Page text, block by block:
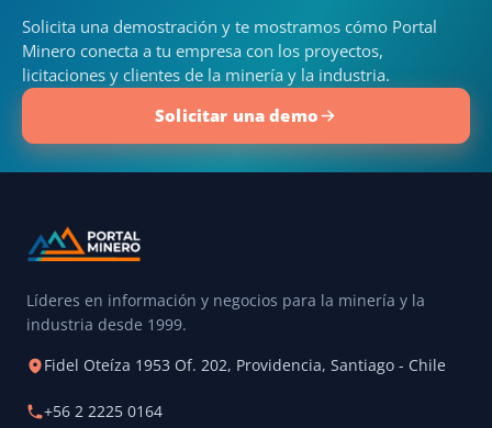
Solicita una demostración y te mostramos cómo Portal
Minero conecta a tu empresa con los proyectos,
licitaciones y clientes de la minería y la industria.
Solicitar una demo
Líderes en información y negocios para la minería y la
industria desde 1999.
Fidel Oteíza 1953 Of. 202, Providencia, Santiago - Chile
+56 2 2225 0164